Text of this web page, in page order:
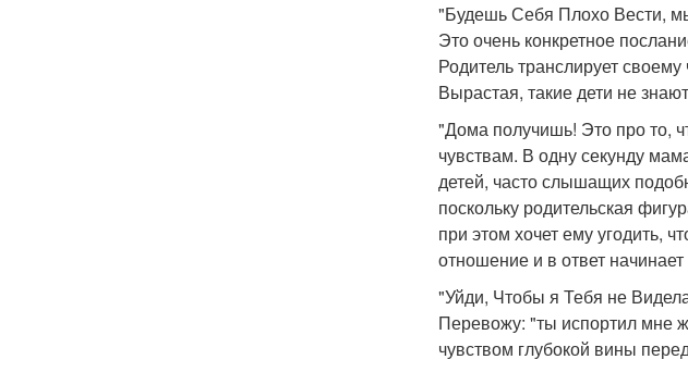
"Будешь Себя Плохо Вести,
Это очень конкретное
Родитель транслирует
Вырастая, такие дети не
"Дома получишь! Это про то,
чувствам. В одну секунду
детей, часто слышащих
поскольку родительская
при этом хочет ему угодить,
отношение и в ответ
"Уйди, Чтобы я Тебя не
Перевожу: "ты испортил мне
чувством глубокой вины